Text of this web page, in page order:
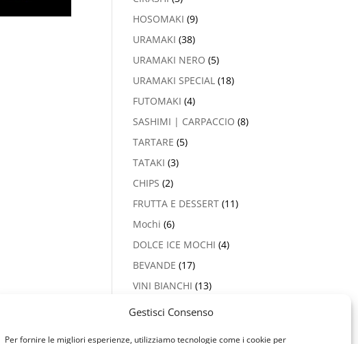
Gestisci Consenso
Per fornire le migliori esperienze, utilizziamo tecnologie come i cookie per
HOSOMAKI (9)
URAMAKI (38)
URAMAKI NERO (5)
URAMAKI SPECIAL (18)
FUTOMAKI (4)
SASHIMI | CARPACCIO (8)
TARTARE (5)
TATAKI (3)
CHIPS (2)
FRUTTA E DESSERT (11)
Mochi (6)
DOLCE ICE MOCHI (4)
BEVANDE (17)
VINI BIANCHI (13)
PROSECCO & CHAMPAGNE